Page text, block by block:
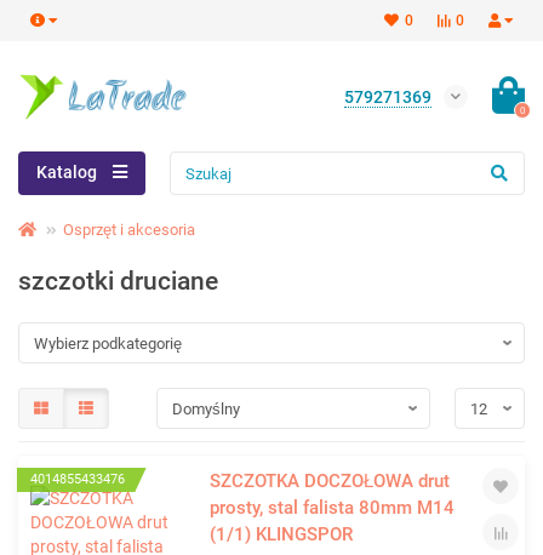
0
0
579271369
0
Katalog
Osprzęt i akcesoria
szczotki druciane
4014855433476
SZCZOTKA DOCZOŁOWA drut
prosty, stal falista 80mm M14
(1/1) KLINGSPOR